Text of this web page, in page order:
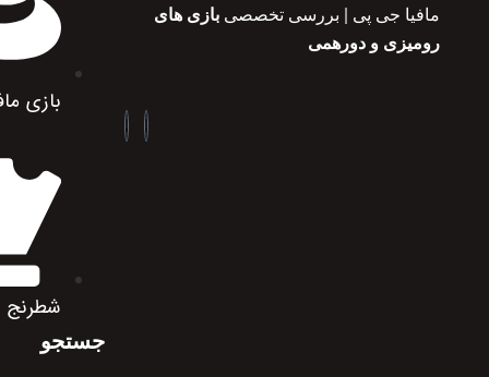
مافیا جی پی | بررسی تخصصی بازی های
رومیزی و دورهمی
بازی
شطرنج
جستجو